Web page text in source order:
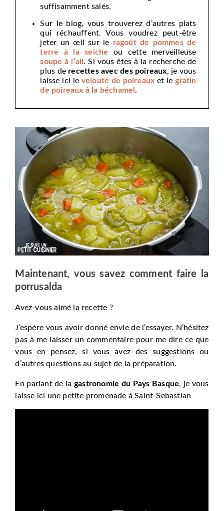
suffisamment salés.
Sur le blog, vous trouverez d’autres plats
qui réchauffent. Vous voudrez peut-être
jeter un œil sur le ragoût de pommes de
terre à la seiche ou cette merveilleuse
soupe à l’ail . Si vous êtes à la recherche de
plus de recettes avec des poireaux, je vous
laisse ici le velouté de poireaux et legratin
de poireaux à la béchamel .
Maintenant, vous savez comment faire la
porrusalda
Avez-vous aimé la recette ?
J’espère vous avoir donné envie de l’essayer. N’hésitez
pas à me laisser un commentaire pour me dire ce que
vous en pensez, si vous avez des suggestions ou
d’autres questions au sujet de la préparation.
En parlant de lagastronomie du Pays Basque, je vous
laisse ici une petite promenade à Saint-Sebastian